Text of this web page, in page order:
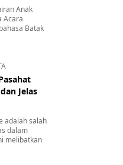
Anak
Acara
Batak
Jelas
adalah salah
dalam
melibatkan